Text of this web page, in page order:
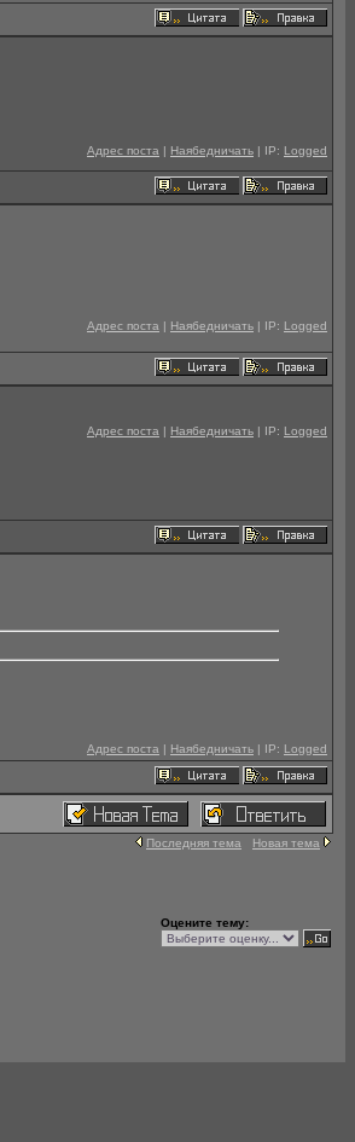
Адрес поста | Наябедничать | IP: Logged
Адрес поста | Наябедничать | IP: Logged
Адрес поста | Наябедничать | IP: Logged
Адрес поста | Наябедничать | IP: Logged
Последняя тема Новая тема
Оцените тему: